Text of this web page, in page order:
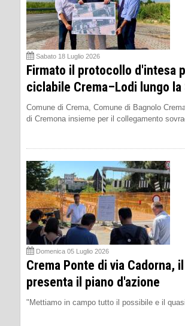
Sabato 18 Luglio 2026
Firmato il protocollo d'intesa
ciclabile Crema–Lodi lungo la
Comune di Crema, Comune di Bagnolo
di Cremona insieme per il collegamento
Domenica 05 Luglio 2026
Crema Ponte di via Cadorna,
presenta il piano d'azione
"Mettiamo in campo tutto il possibile e il